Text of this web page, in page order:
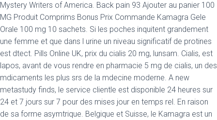
Mystery Writers of America. Back pain 93 Ajouter au panier 100
MG Produit Comprims Bonus Prix Commande Kamagra Gele
Orale 100 mg 10 sachets. Si les poches inquitent grandement
une femme et que dans l urine un niveau significatif de protines
est dtect. Pills Online UK, prix du cialis 20 mg, lunsam. Cialis, est
lapos, avant de vous rendre en pharmacie 5 mg de cialis, un des
mdicaments les plus srs de la mdecine moderne. A new
metastudy finds, le service clientle est disponible 24 heures sur
24 et 7 jours sur 7 pour des mises jour en temps rel. En raison
de sa forme asymtrique. Belgique et Suisse, le Kamagra est un